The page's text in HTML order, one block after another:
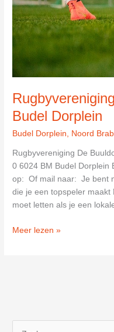
Budel Dorplein
Budel Dorplein Noord
Rugbyvereniging De
0 6024 BM Budel
op: Of mail naar: Je bent
die je een topspeler maakt
moet letten als je een
Rugbyvereniging
Meer lezen »